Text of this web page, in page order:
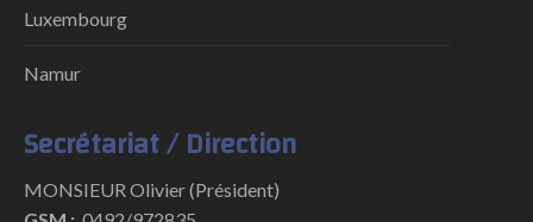
Luxembourg
Namur
Secrétariat / Direction
MONSIEUR Olivier (Président)